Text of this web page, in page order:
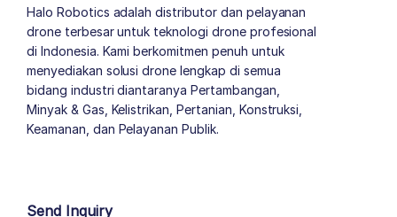
Halo Robotics adalah distributor dan pelayanan
drone terbesar untuk teknologi drone profesional
di Indonesia. Kami berkomitmen penuh untuk
menyediakan solusi drone lengkap di semua
bidang industri diantaranya Pertambangan,
Minyak & Gas, Kelistrikan, Pertanian, Konstruksi,
Keamanan, dan Pelayanan Publik.
Send Inquiry